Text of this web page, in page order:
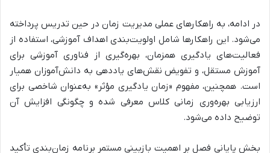
در ادامه، به راهکارهای عملی مدیریت زمان در حین تدریسپرداخته
می‌شود. این راهکارها شامل اولویت‌بندی اهداف آموزشی، استفاده از
فعالیت‌های یادگیری همزمان، بهره‌گیری از فناوری آموزشی برای
آموزش مستقل، و تفویض نقش‌های یاددهی به دانش‌آموزان همیار
است. همچنین، مفهوم «زمان یادگیری مؤثر» به‌عنوان شاخصی برای
ارزیابی بهره‌وری زمانی کلاس معرفی شده و چگونگی افزایش آن
توضیح داده می‌شود.
بخش پایانی فصل بر اهمیت بازبینی مستمر برنامه زمان‌بندیتأکید